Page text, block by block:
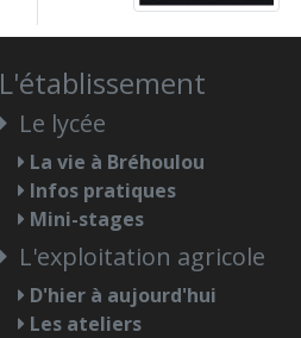
L'établissement
Le lycée
La vie à Bréhoulou
Infos pratiques
Mini-stages
L'exploitation agricole
D'hier à aujourd'hui
Les ateliers